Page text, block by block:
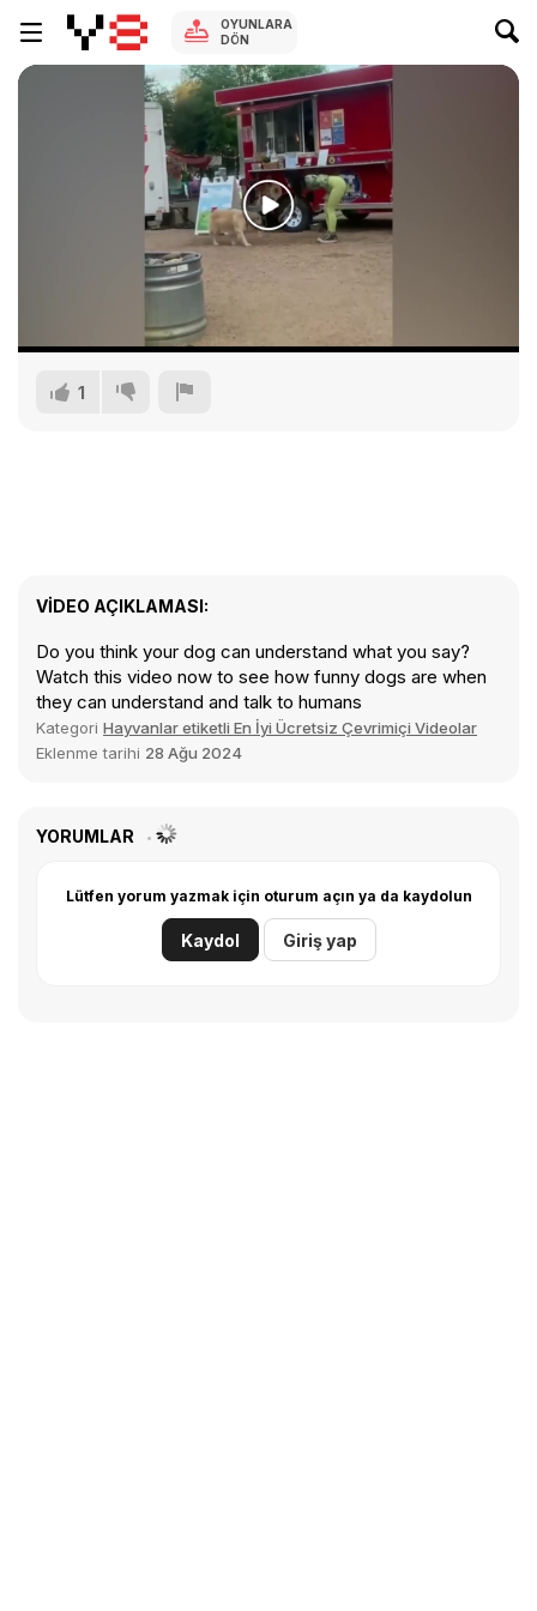
OYUNLARA
DÖN
1
VIDEO AÇIKLAMASI:
Do you think your dog can understand what you say?
Watch this video now to see how funny dogs are when
they can understand and talk to humans
Kategori Hayvanlar etiketli En İyi Ücretsiz Çevrimiçi Videolar
Eklenme tarihi 28 Ağu 2024
YORUMLAR
Lütfen yorum yazmak için oturum açın ya da kaydolun
Kaydol Giriş yap